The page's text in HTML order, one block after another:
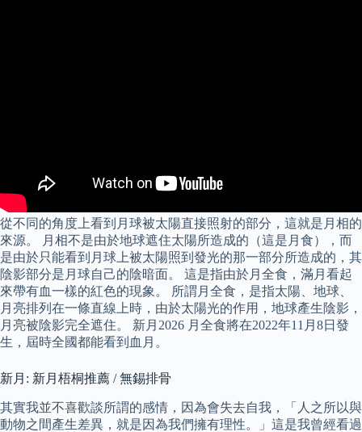
從不同的角度上看到月球被太陽直接照射的部分，這就是月相的
來源。 月相不是由於地球遮住太陽所造成的（這是月食），而
是由於只能看到月球上被太陽照到發光的那一部分所造成的，其
陰影部分是月球自己的陰暗面。 這是指由於月全食，滿月看起
來帶有血一樣的紅色的現象。 所謂月全食，是指太陽、地球、
月亮排列在一條直線上時，由於太陽光的作用，地球產生陰影，
月亮被陰影完全遮住。 新月2026 月全食將在2022年11月8日發
生，屆時全國都能看到血月。
新月: 新月梧桐推薦 / 無錫排骨
其實我並不喜歡談所謂的感情，因為會失去自我，「人之所以與
動物之間產生差異，就是因為我們擁有理性。」這是我曾經看過